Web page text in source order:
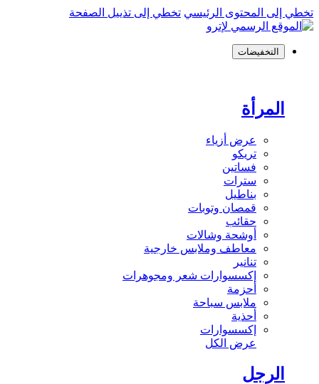
تخطي إلى المحتوى الرئيسي تخطي إلى تذييل الصفحة
التخفيضات
المرأة
عرض أزياء
تريكو
فساتين
سترات
بناطيل
قمصان وتوبات
حقائب
أوشحة وشالات
معاطف وملابس خارجية
تنانير
إكسسوارات شعر ومجوهرات
أحزمة
ملابس سباحة
أحذية
إكسسوارات
عرض الكل
الرجل